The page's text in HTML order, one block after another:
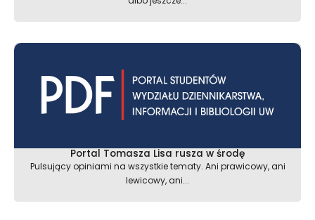
Portal Tomasza Lisa rusza w środę
Pulsujący opiniami na wszystkie tematy. Ani prawicowy, ani
lewicowy, ani...